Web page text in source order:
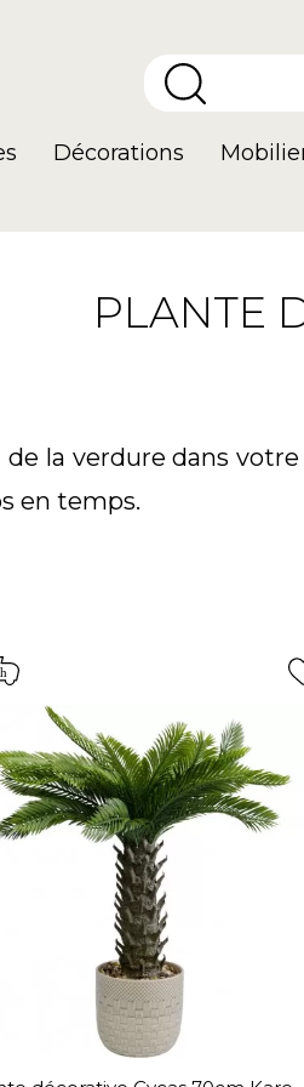
Décorations
PLANTE
la verdure dans
en temps.